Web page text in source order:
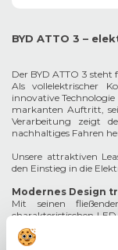
BYD ATTO 3 –
Der BYD ATTO 3
Als vollelektrischer
innovative
markanten Auftritt,
Verarbeitung zeigt
nachhaltiges Fahren
Unsere attraktiven
den Einstieg in die
Modernes Design
Mit seinen
charakteristischen
elegant und
einem futuristischen